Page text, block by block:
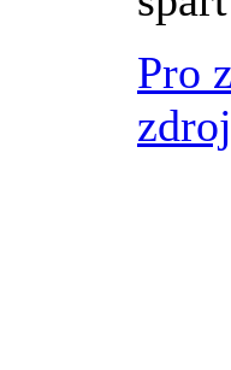
Pro